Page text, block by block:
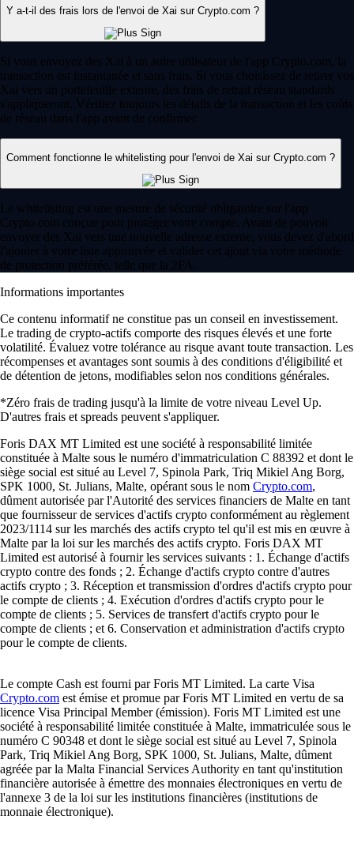
Y a-t-il des frais lors de l'envoi de Xai sur Crypto.com ?
Si vous envoyez des Xai à un autre utilisateur de l'app Crypto.com, la
transaction est instantanée et sans frais. Si vous choisissez de retirer vos
Xai vers un portefeuille externe, des frais de retrait réseau standards
s'appliqueront. Vérifiez toujours les détails de la transaction et les coûts
de réseau dans l'app avant de confirmer.
Comment fonctionne le whitelisting pour l'envoi de Xai sur Crypto.com ?
Le whitelisting est une mesure de sécurité obligatoire sur l'app
Crypto.com conçue pour protéger votre compte. Avant de pouvoir
envoyer des Xai vers une nouvelle adresse externe, vous devez d'abord
l'ajouter à votre liste approuvée et valider cet ajout via votre méthode
de protection préférée, telle que la 2FA.
Informations importantes
Ce contenu informatif ne constitue pas un conseil en investissement.
Le trading de crypto-actifs comporte des risques élevés et une forte
volatilité. Évaluez votre tolérance au risque avant toute transaction. Les
récompenses et avantages sont soumis à des conditions d'éligibilité et
de détention de jetons, modifiables selon nos conditions générales.
*Zéro frais de trading jusqu'à la limite de votre niveau Level Up.
D'autres frais et spreads peuvent s'appliquer.
Foris DAX MT Limited est une société à responsabilité limitée
constituée à Malte sous le numéro d'immatriculation C 88392 et dont le
siège social est situé au Level 7, Spinola Park, Triq Mikiel Ang Borg,
SPK 1000, St. Julians, Malte, opérant sous le nom Crypto.com,
dûment autorisée par l'Autorité des services financiers de Malte en tant
que fournisseur de services d'actifs crypto conformément au règlement
2023/1114 sur les marchés des actifs crypto tel qu'il est mis en œuvre à
Malte par la loi sur les marchés des actifs crypto. Foris DAX MT
Limited est autorisé à fournir les services suivants : 1. Échange d'actifs
crypto contre des fonds ; 2. Échange d'actifs crypto contre d'autres
actifs crypto ; 3. Réception et transmission d'ordres d'actifs crypto pour
le compte de clients ; 4. Exécution d'ordres d'actifs crypto pour le
compte de clients ; 5. Services de transfert d'actifs crypto pour le
compte de clients ; et 6. Conservation et administration d'actifs crypto
pour le compte de clients.
Le compte Cash est fourni par Foris MT Limited. La carte Visa
Crypto.com est émise et promue par Foris MT Limited en vertu de sa
licence Visa Principal Member (émission). Foris MT Limited est une
société à responsabilité limitée constituée à Malte, immatriculée sous le
numéro C 90348 et dont le siège social est situé au Level 7, Spinola
Park, Triq Mikiel Ang Borg, SPK 1000, St. Julians, Malte, dûment
agréée par la Malta Financial Services Authority en tant qu'institution
financière autorisée à émettre des monnaies électroniques en vertu de
l'annexe 3 de la loi sur les institutions financières (institutions de
monnaie électronique).